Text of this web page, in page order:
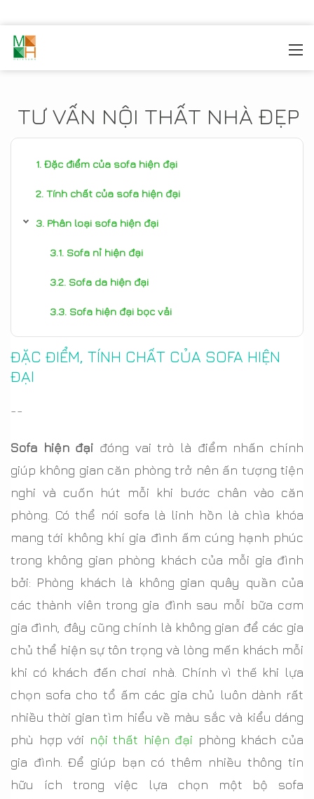
TƯ VẤN NỘI THẤT NHÀ ĐẸP
Đặc điểm của sofa hiện đại
Tính chất của sofa hiện đại
Phân loại sofa hiện đại
Sofa nỉ hiện đại
Sofa da hiện đại
Sofa hiện đại bọc vải
ĐẶC ĐIỂM, TÍNH CHẤT CỦA SOFA HIỆN
ĐẠI
--
Sofa hiện đại đóng vai trò là điểm nhấn chính
giúp không gian căn phòng trở nên ấn tượng tiện
nghi và cuốn hút mỗi khi bước chân vào căn
phòng. Có thể nói sofa là linh hồn là chìa khóa
mang tới không khí gia đình ấm cúng hạnh phúc
trong không gian phòng khách của mỗi gia đình
bởi: Phòng khách là không gian quây quần của
các thành viên trong gia đình sau mỗi bữa cơm
gia đình, đây cũng chính là không gian để các gia
chủ thể hiện sự tôn trọng và lòng mến khách mỗi
khi có khách đến chơi nhà. Chính vì thế khi lựa
chọn sofa cho tổ ấm các gia chủ luôn dành rất
nhiều thời gian tìm hiểu về màu sắc và kiểu dáng
phù hợp với nội thất hiện đại phòng khách của
gia đình. Để giúp bạn có thêm nhiều thông tin
hữu ích trong việc lựa chọn một bộ sofa